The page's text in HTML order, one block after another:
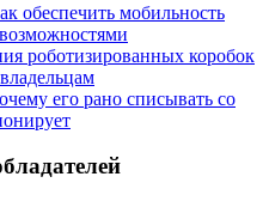
обеспечить мобильность
роботизированных коробок
его рано списывать со